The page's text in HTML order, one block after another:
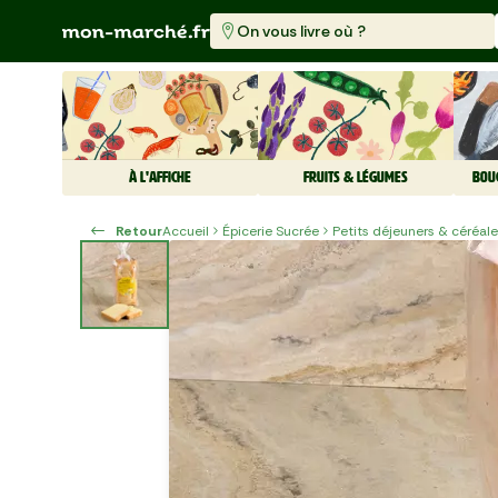
On vous livre où ?
À L'AFFICHE FRUITS & LÉGUMES
RetourAccueil Épicerie Sucrée Petits déjeuners &